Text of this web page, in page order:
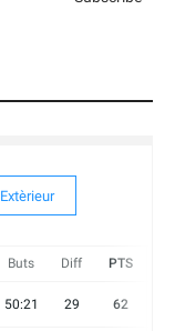
Extèrieur
Buts Diff PTS
50:21 29 62